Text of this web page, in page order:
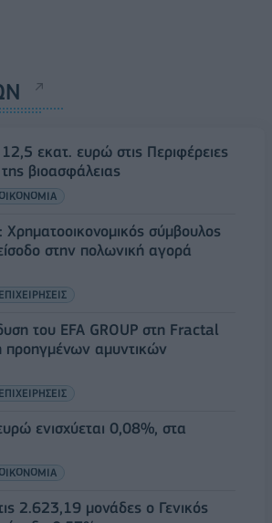
εκατ. ευρώ στις Περιφέρειες
βιοασφάλειας
ΟΙΚΟΝΟΜΙΑ
σύμβουλος
στην πολωνική αγορά
ΕΠΙΧΕΙΡΗΣΕΙΣ
του EFA GROUP στη Fractal
προηγμένων αμυντικών
ΕΠΙΧΕΙΡΗΣΕΙΣ
ενισχύεται 0,08%, στα
ΟΙΚΟΝΟΜΙΑ
2.623,19 μονάδες ο Γενικός